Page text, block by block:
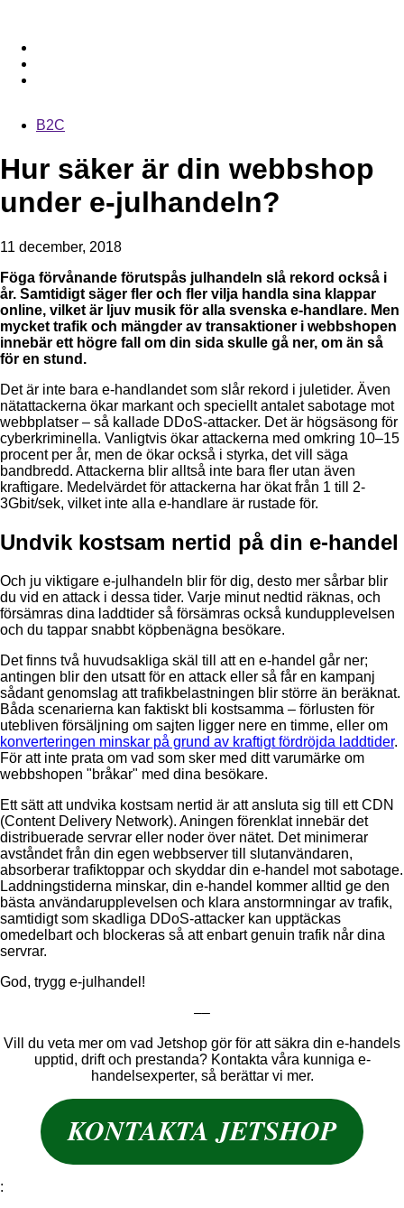
B2C
Hur säker är din webbshop
under e-julhandeln?
11 december, 2018
Föga förvånande förutspås julhandeln slå rekord också i
år. Samtidigt säger fler och fler vilja handla sina klappar
online, vilket är ljuv musik för alla svenska e-handlare. Men
mycket trafik och mängder av transaktioner i webbshopen
innebär ett högre fall om din sida skulle gå ner, om än så
för en stund.
Det är inte bara e-handlandet som slår rekord i juletider. Även
nätattackerna ökar markant och speciellt antalet sabotage mot
webbplatser – så kallade DDoS-attacker. Det är högsäsong för
cyberkriminella. Vanligtvis ökar attackerna med omkring 10–15
procent per år, men de ökar också i styrka, det vill säga
bandbredd. Attackerna blir alltså inte bara fler utan även
kraftigare. Medelvärdet för attackerna har ökat från 1 till 2-
3Gbit/sek, vilket inte alla e-handlare är rustade för.
Undvik kostsam nertid på din e-handel
Och ju viktigare e-julhandeln blir för dig, desto mer sårbar blir
du vid en attack i dessa tider. Varje minut nedtid räknas, och
försämras dina laddtider så försämras också kundupplevelsen
och du tappar snabbt köpbenägna besökare.
Det finns två huvudsakliga skäl till att en e-handel går ner;
antingen blir den utsatt för en attack eller så får en kampanj
sådant genomslag att trafikbelastningen blir större än beräknat.
Båda scenarierna kan faktiskt bli kostsamma – förlusten för
utebliven försäljning om sajten ligger nere en timme, eller om
konverteringen minskar på grund av kraftigt fördröjda laddtider.
För att inte prata om vad som sker med ditt varumärke om
webbshopen "bråkar" med dina besökare.
Ett sätt att undvika kostsam nertid är att ansluta sig till ett CDN
(Content Delivery Network). Aningen förenklat innebär det
distribuerade servrar eller noder över nätet. Det minimerar
avståndet från din egen webbserver till slutanvändaren,
absorberar trafiktoppar och skyddar din e-handel mot sabotage.
Laddningstiderna minskar, din e-handel kommer alltid ge den
bästa användarupplevelsen och klara anstormningar av trafik,
samtidigt som skadliga DDoS-attacker kan upptäckas
omedelbart och blockeras så att enbart genuin trafik når dina
servrar.
God, trygg e-julhandel!
––
Vill du veta mer om vad Jetshop gör för att säkra din e-handels
upptid, drift och prestanda? Kontakta våra kunniga e-
handelsexperter, så berättar vi mer.
KONTAKTA JETSHOP
: